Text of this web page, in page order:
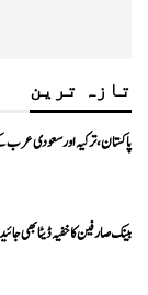
تازہ ترین
پاکستان، ترکیہ اور سعودی عرب
بینک صارفین کا خفیہ ڈیٹا بھی